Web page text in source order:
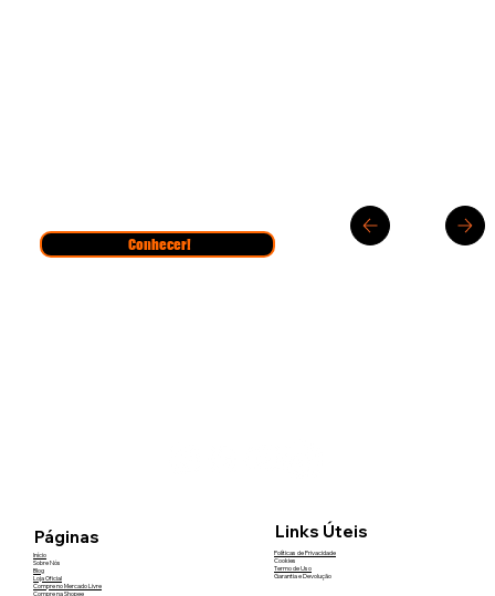
Conhecer!
Páginas
Início
Sobre Nós
Blog
Loja Oficial
Compre no Mercado Livre
Compre na Shopee
Links Úteis
Políticas de Privacidade
Cookies
Termo de Uso
Garantia e Devolução